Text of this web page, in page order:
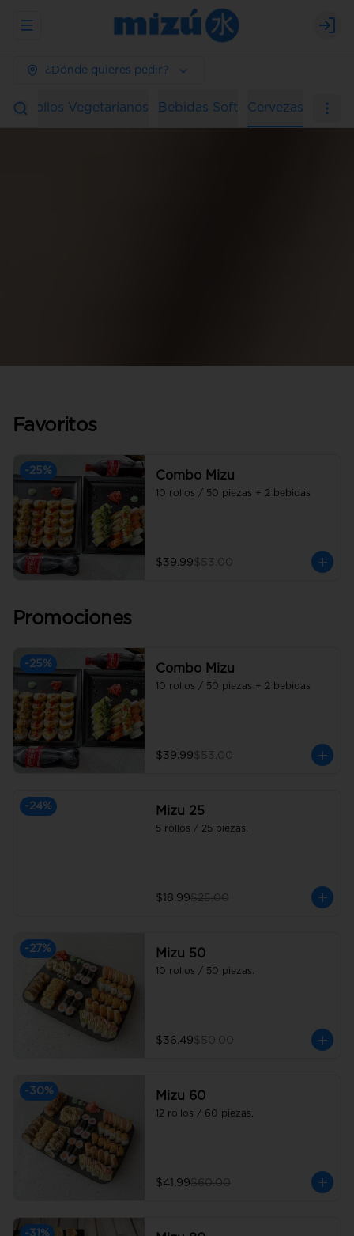
Abrir menu de navegación
¿Dónde quieres pedir?
Rollos Vegetarianos Bebidas Soft Cervezas
Favoritos
-25% Combo Mizu
10 rollos / 50 piezas + 2 bebidas
$39.99$53.00
Promociones
-25% Combo Mizu
10 rollos / 50 piezas + 2 bebidas
$39.99$53.00
-24% Mizu 25
5 rollos / 25 piezas.
$18.99$25.00
-27% Mizu 50
10 rollos / 50 piezas.
$36.49$50.00
-30% Mizu 60
12 rollos / 60 piezas.
$41.99$60.00
-31 %